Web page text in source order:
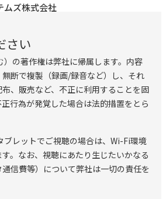
ムズ株式会社
さい
の著作権は弊社に帰属します。内容
断で複製（録画/録音など）し、それ
、販売など、不正に利用することを固
行為が発覚した場合は法的措置をとら
レットでご視聴の場合は、Wi-Fi環境
。なお、視聴にあたり生じたいかなる
信費等）について弊社は一切の責任を